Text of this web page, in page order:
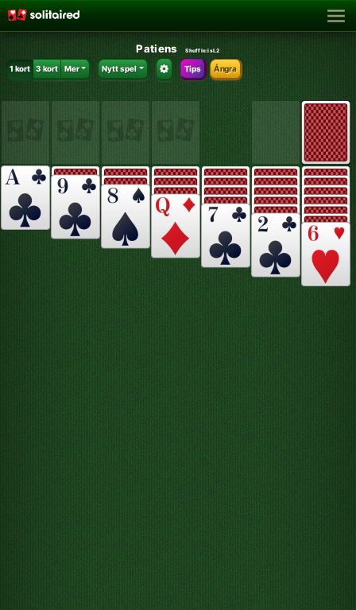
Patiens Shuffle:isL2
1 kort 3 kort Mer Nytt spel Tips Ångra